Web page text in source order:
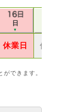
日
▼
休業日 休業日
できます。